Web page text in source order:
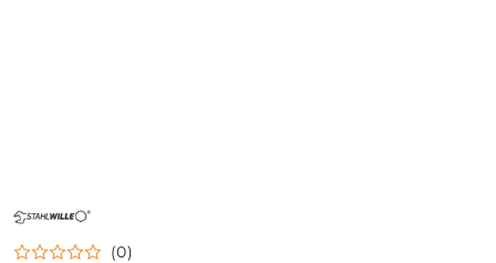
NAZWA
PRODUCENTA:
STAHLWILLE
(0)